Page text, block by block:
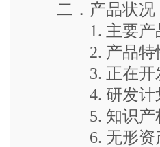
二．产品状况
1. 主要产品
2. 产品特
3. 正在开发/
4. 研发计划
5. 知识产权
6. 无形资